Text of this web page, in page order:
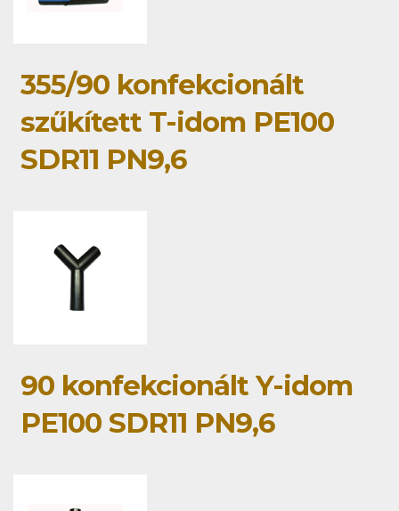
355/90 konfekcionált
szűkített T-idom PE100
SDR11 PN9,6
90 konfekcionált Y-idom
PE100 SDR11 PN9,6